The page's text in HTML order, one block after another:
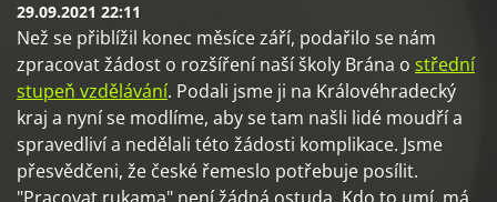
29.09.2021 22:11
Než se přiblížil konec měsíce září, podařilo se nám
zpracovat žádost o rozšíření naší školy Brána o střední
stupeň vzdělávání. Podali jsme ji na Královéhradecký
kraj a nyní se modlíme, aby se tam našli lidé moudří a
spravedliví a nedělali této žádosti komplikace. Jsme
přesvědčeni, že české řemeslo potřebuje posílit.